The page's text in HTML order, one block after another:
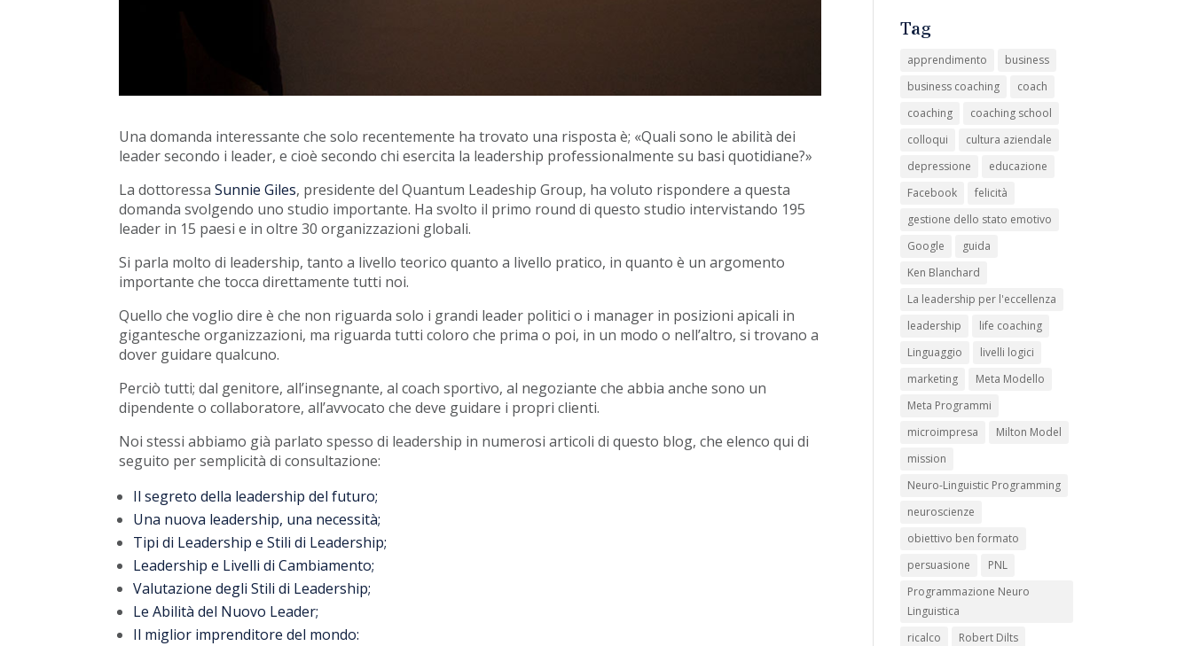
Una domanda interessante che solo recentemente ha trovato una risposta è; «Quali sono le abilità dei
leader secondo i leader, e cioè secondo chi esercita la leadership professionalmente su basi quotidiane?»
La dottoressaSunnie Giles, presidente del Quantum Leadeship Group, ha voluto rispondere a questa
domanda svolgendo uno studio importante. Ha svolto il primo round di questo studio intervistando 195
leader in 15 paesi e in oltre 30 organizzazioni globali.
Si parla molto di leadership, tanto a livello teorico quanto a livello pratico, in quanto è un argomento
importante che tocca direttamente tutti noi.
Quello che voglio dire è che non riguarda solo i grandi leader politici o i manager in posizioni apicali in
gigantesche organizzazioni, ma riguarda tutti coloro che prima o poi, in un modo o nell’altro, si trovano a
dover guidare qualcuno.
Perciò tutti; dal genitore, all’insegnante, al coach sportivo, al negoziante che abbia anche sono un
dipendente o collaboratore, all’avvocato che deve guidare i propri clienti.
Noi stessi abbiamo già parlato spesso di leadership in numerosi articoli di questo blog, che elenco qui di
seguito per semplicità di consultazione:
Il segreto della leadership del futuro;
Una nuova leadership, una necessità;
Tipi di Leadership e Stili di Leadership;
Leadership e Livelli di Cambiamento;
Valutazione degli Stili di Leadership;
Le Abilità del Nuovo Leader;
Il miglior imprenditore del mondo:
Tag
apprendimento
business
business coaching
coach
coaching
coaching school
colloqui
cultura aziendale
depressione
educazione
Facebook
felicità
gestione dello stato emotivo
Google
guida
Ken Blanchard
La leadership per l'eccellenza
leadership
life coaching
Linguaggio
livelli logici
marketing
Meta Modello
Meta Programmi
microimpresa
Milton Model
mission
Neuro-Linguistic Programming
neuroscienze
obiettivo ben formato
persuasione
PNL
Programmazione Neuro
Linguistica
ricalco
Robert Dilts